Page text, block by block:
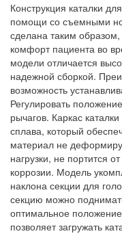
Конструкция каталки
помощи со съемными
сделана таким
комфорт пациента во
модели отличается
надежной сборкой.
возможность
Регулировать
рычагов. Каркас
сплава, который
материал не
нагрузки, не портится
коррозии. Модель
наклона секции для
секцию можно
оптимальное
позволяет загружать